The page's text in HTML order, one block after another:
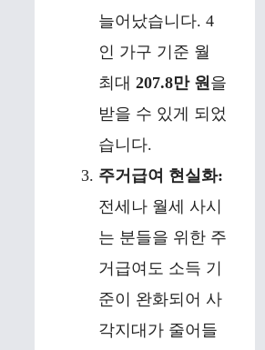
늘어났습니다. 4
인 가구 기준 월
최대 207.8만 원 을
받을 수 있게 되었
습니다.
주거급여 현실화:
전세나 월세 사시
는 분들을 위한 주
거급여도 소득 기
준이 완화되어 사
각지대가 줄어들